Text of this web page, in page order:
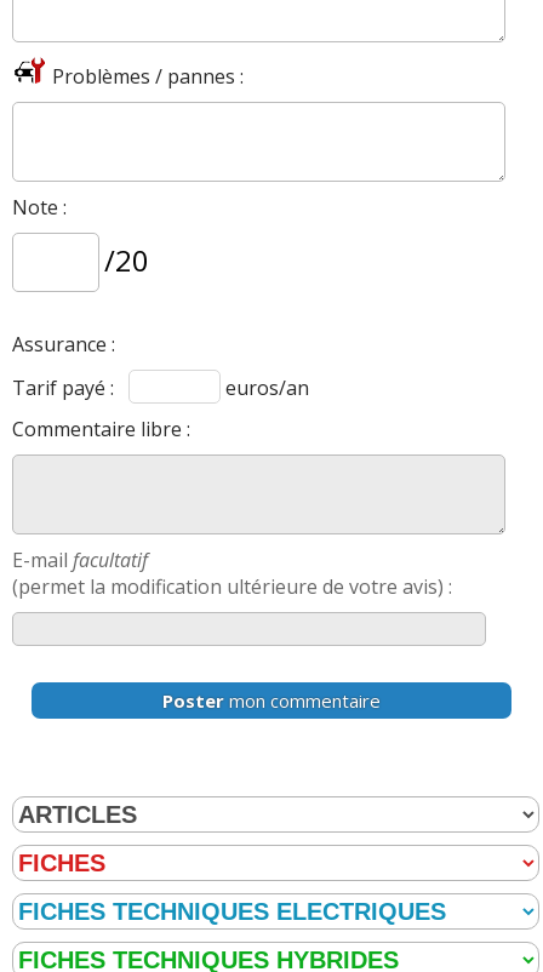
Problèmes / pannes :
Note :
/20
Assurance :
Tarif payé :
euros/an
Commentaire libre :
E-mail facultatif
(permet la modification ultérieure de votre avis) :
Poster mon commentaire